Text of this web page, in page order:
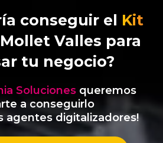
conseguir el Kit
Valles para
tu negocio?
Solucionesqueremos
a conseguirlo
agentes digitalizadores!